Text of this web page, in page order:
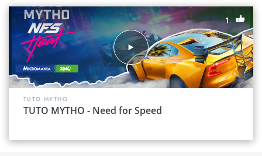
1
TUTO MYTHO
TUTO MYTHO - Need for Speed